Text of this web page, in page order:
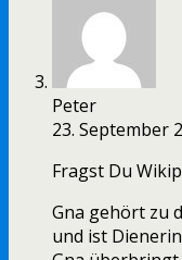
Peter
23. September
Fragst Du
Gna gehört zu
und ist